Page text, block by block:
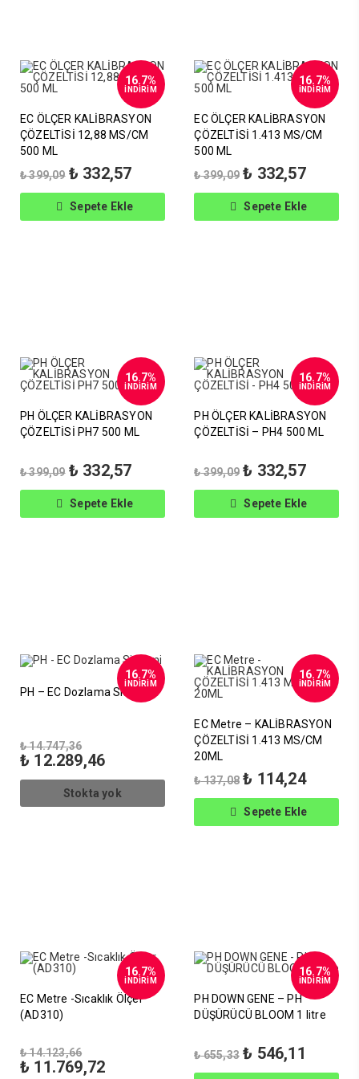
EC ÖLÇER KALİBRASYON
ÇÖZELTİSİ 12,88 MS/CM
500 ML
₺399,09 Orijinal
fiyat:
₺ 399,09.
₺ 332,57Şu
fiyat:
₺ 332,57.
16.7%
İNDİRİM
Sepete Ekle
EC ÖLÇER KALİBRASYON
ÇÖZELTİSİ 1.413 MS/CM
500 ML
₺399,09 Orijinal
fiyat:
₺ 399,09.
₺ 332,57Şu
fiyat:
₺
16.7%
İNDİRİM
Sepete Ekle
PH ÖLÇER KALİBRASYON
ÇÖZELTİSİ PH7 500 ML
₺399,09 Orijinal
fiyat:
₺ 399,09.
₺ 332,57Şu
fiyat:
₺ 332,57.
16.7%
İNDİRİM
Sepete Ekle
PH ÖLÇER KALİBRASYON
ÇÖZELTİSİ – PH4 500 ML
₺399,09 Orijinal
fiyat:
₺ 399,09.
₺ 332,57Şu
fiyat:
₺
16.7%
İNDİRİM
Sepete Ekle
PH – EC Dozlama Sistemi
₺14.747,36Orijinal
fiyat:
₺ 14.747,36.
₺ 12.289,46Şu
fiyat:
₺ 12.289,46.
16.7%
İNDİRİM
Stokta yok
EC Metre – KALİBRASYON
ÇÖZELTİSİ 1.413 MS/CM
20ML
₺137,08 Orijinal
fiyat:
₺ 137,08.
₺ 114,24Şu
fiyat:
₺
16.7%
İNDİRİM
Sepete Ekle
EC Metre -Sıcaklık Ölçer
(AD310)
₺14.123,66Orijinal
fiyat:
₺ 11.769,72Şu
16.7%
İNDİRİM
PH DOWN GENE – PH
DÜŞÜRÜCÜ BLOOM 1 litre
₺655,33 Orijinal
fiyat:
₺ 546,11
16.7%
İNDİRİM